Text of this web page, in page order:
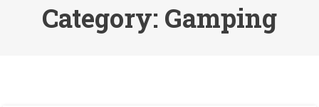
Category: Gamping